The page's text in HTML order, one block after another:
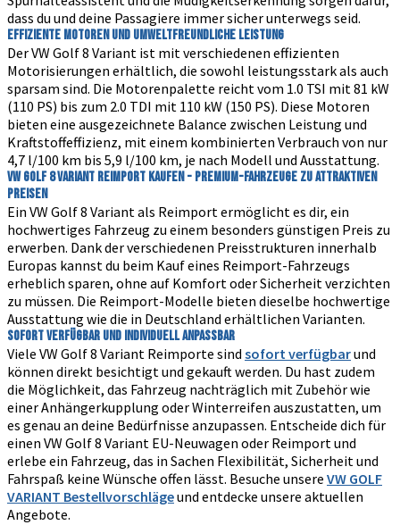
dass du und deine Passagiere immer sicher unterwegs seid.
Effiziente Motoren und umweltfreundliche Leistung
Der VW Golf 8 Variant ist mit verschiedenen effizienten
Motorisierungen erhältlich, die sowohl leistungsstark als auch
sparsam sind. Die Motorenpalette reicht vom 1.0 TSI mit 81 kW
(110 PS) bis zum 2.0 TDI mit 110 kW (150 PS). Diese Motoren
bieten eine ausgezeichnete Balance zwischen Leistung und
Kraftstoffeffizienz, mit einem kombinierten Verbrauch von nur
4,7 l/100 km bis 5,9 l/100 km, je nach Modell und Ausstattung.
VW Golf 8 Variant Reimport kaufen - Premium-Fahrzeuge zu attraktiven
Preisen
Ein VW Golf 8 Variant als Reimport ermöglicht es dir, ein
hochwertiges Fahrzeug zu einem besonders günstigen Preis zu
erwerben. Dank der verschiedenen Preisstrukturen innerhalb
Europas kannst du beim Kauf eines Reimport-Fahrzeugs
erheblich sparen, ohne auf Komfort oder Sicherheit verzichten
zu müssen. Die Reimport-Modelle bieten dieselbe hochwertige
Ausstattung wie die in Deutschland erhältlichen Varianten.
Sofort verfügbar und individuell anpassbar
Viele VW Golf 8 Variant Reimporte sind sofort verfügbarund
können direkt besichtigt und gekauft werden. Du hast zudem
die Möglichkeit, das Fahrzeug nachträglich mit Zubehör wie
einer Anhängerkupplung oder Winterreifen auszustatten, um
es genau an deine Bedürfnisse anzupassen. Entscheide dich für
einen VW Golf 8 Variant EU-Neuwagen oder Reimport und
erlebe ein Fahrzeug, das in Sachen Flexibilität, Sicherheit und
Fahrspaß keine Wünsche offen lässt. Besuche unsere VW GOLF
VARIANT Bestellvorschlägeund entdecke unsere aktuellen
Angebote.